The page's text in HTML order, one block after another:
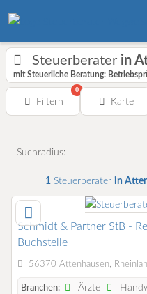
Steuerberater in
mit Steuerliche Beratung:
Filtern
0
Karte
Suchradius:
1 Steuerberater in
Schmidt & Partner StB -
Buchstelle
56370 Attenhausen,
Branchen: Ärzte